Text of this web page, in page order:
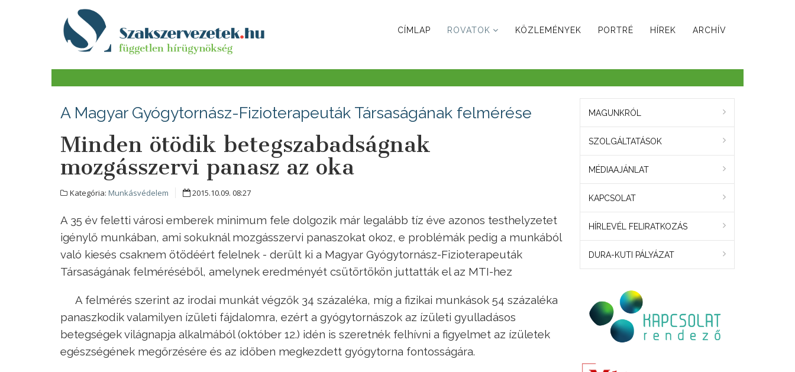
CÍMLAP ROVATOK KÖZLEMÉNYEK PORTRÉ HÍREK ARCHÍV
A Magyar Gyógytornász-Fizioterapeuták Társaságának felmérése
Minden ötödik betegszabadságnak
mozgásszervi panasz az oka
Kategória: Munkásvédelem 2015.10.09. 08:27
A 35 év feletti városi emberek minimum fele dolgozik már legalább tíz éve azonos testhelyzetet
igénylő munkában, ami sokuknál mozgásszervi panaszokat okoz, e problémák pedig a munkából
való kiesés csaknem ötödéért felelnek - derült ki a Magyar Gyógytornász-Fizioterapeuták
Társaságának felméréséből, amelynek eredményét csütörtökön juttatták el az MTI-hez
A felmérés szerint az irodai munkát végzők 34 százaléka, míg a fizikai munkások 54 százaléka
panaszkodik valamilyen ízületi fájdalomra, ezért a gyógytornászok az ízületi gyulladásos
betegségek világnapja alkalmából (október 12.) idén is szeretnék felhívni a figyelmet az ízületek
egészségének megőrzésére és az időben megkezdett gyógytorna fontosságára.
MAGUNKRÓL
SZOLGÁLTATÁSOK
MÉDIAAJÁNLAT
KAPCSOLAT
HÍRLEVÉL FELIRATKOZÁS
DURA-KUTI PÁLYÁZAT